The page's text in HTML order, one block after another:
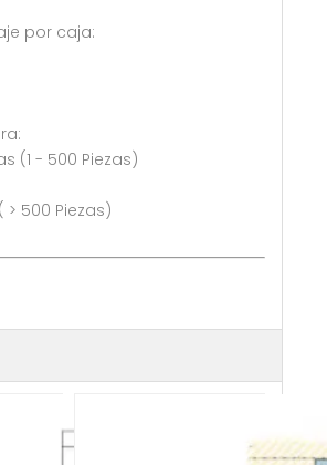
por caja:
de espera:
500 Piezas)
500 Piezas)